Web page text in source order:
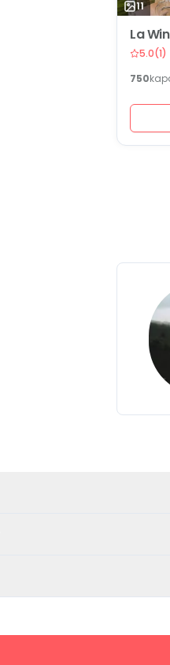
11
La Win
5.0(1)
750